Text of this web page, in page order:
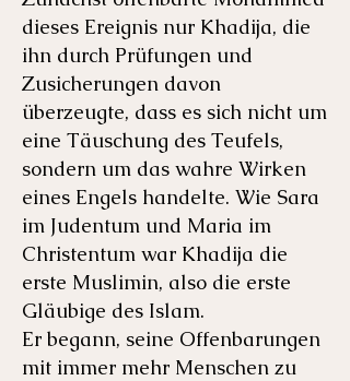
dieses Ereignis nur Khadija, die
ihn durch Prüfungen und
Zusicherungen davon
überzeugte, dass es sich nicht um
eine Täuschung des Teufels,
sondern um das wahre Wirken
eines Engels handelte. Wie Sara
im Judentum und Maria im
Christentum war Khadija die
erste Muslimin, also die erste
Gläubige des Islam.
Er begann, seine Offenbarungen
mit immer mehr Menschen zu